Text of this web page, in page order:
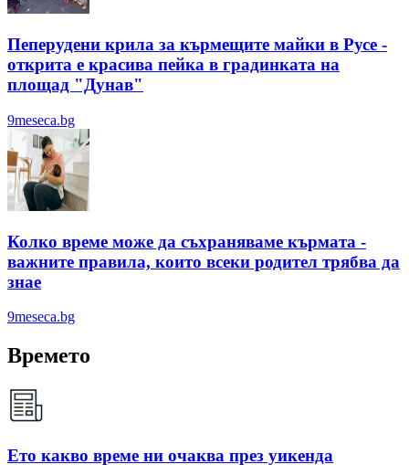
Пеперудени крила за кърмещите майки в Русе -
открита е красива пейка в градинката на
площад "Дунав"
9meseca.bg
Колко време може да съхраняваме кърмата -
важните правила, които всеки родител трябва да
знае
9meseca.bg
Времето
Ето какво време ни очаква през уикенда